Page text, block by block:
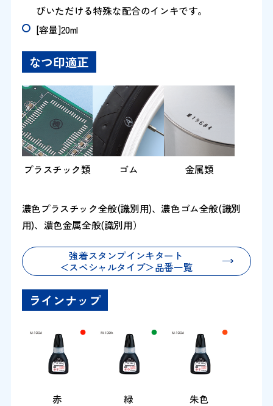
びいただける特殊な配合のインキです。
[容量]20ml
なつ印適正
プラスチック類 ゴム 金属類
濃色プラスチック全般(識別用)、濃色ゴム全般(識別
用)、濃色金属全般(識別用）
強着スタンプインキタート
＜スペシャルタイプ＞品番一覧
ラインナップ
赤
緑
朱色